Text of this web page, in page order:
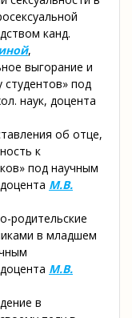
канд.
,
выгорание и
под
наук, доцента
об отце,
к
под научным
М.В.
родительские
в младшем
М.В.
в